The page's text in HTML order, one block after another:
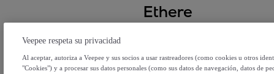
Ethere
Toalla rizo 100%
Desde
Veepee respeta su privacidad
Al aceptar, autoriza a Veepee y sus socios a usar rastreadores (como cookies u otros
"Cookies") y a procesar sus datos personales (como sus datos de navegación, datos de